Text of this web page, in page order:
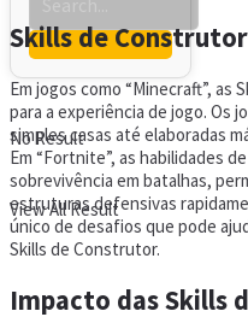
No Result
View All Result
Skills de
Em jogos como “Minecraft”,
para a experiência de jogo. Os
simples casas até elaboradas
Em “Fortnite”, as habilidades
sobrevivência em batalhas,
estruturas defensivas
único de desafios que pode
Skills de Construtor.
Impacto das Skills